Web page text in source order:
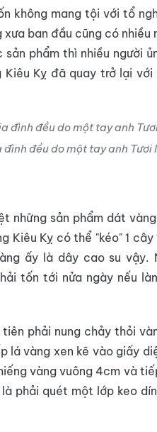
không mang tội với tổ
ban đầu cũng có nhiều
phẩm thì nhiều người
Kỵ đã quay trở lại với
đều do một tay anh Tươi
những sản phẩm dát
Kiêu Kỵ có thể "kéo" 1 cây
ấy là dây cao su vậy.
tốn tới nửa ngày nếu
phải nung chảy thỏi
lá vàng xen kẽ vào giấy
vàng vuông 4cm và
phải quét một lớp keo